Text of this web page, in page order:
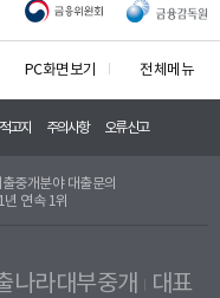
PC화면보기 전체메뉴
고지 주의사항 오류신고
출중개분야 대출문의
년 연속 1위
나라대부중개
대표